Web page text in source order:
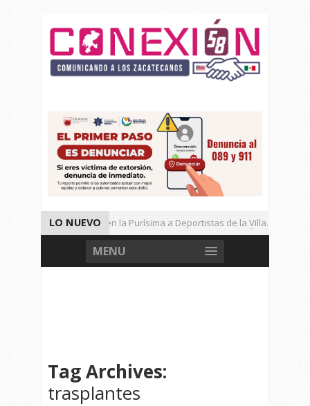
LO NUEVO
Entregan Cancha en la Purísima a Deportistas de la Villa.
Municipio Abre Dialogo Con Vecinos de Privada Las Águilas.
MENU
Tag Archives:
trasplantes